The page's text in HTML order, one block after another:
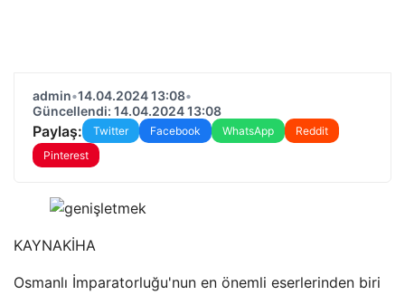
admin•14.04.2024 13:08•
Güncellendi: 14.04.2024 13:08
Paylaş: Twitter Facebook WhatsApp
Reddit
Pinterest
KAYNAKİHA
Osmanlı İmparatorluğu'nun en önemli eserlerinden biri